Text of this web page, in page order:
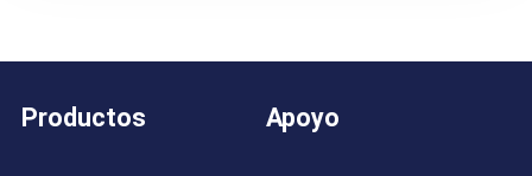
Productos Apoyo